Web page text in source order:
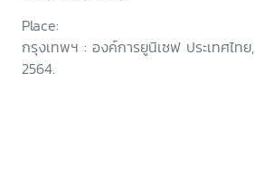
Place:
กรุงเทพฯ : องค์การยูนิเซฟ ประเทศไทย,
2564.